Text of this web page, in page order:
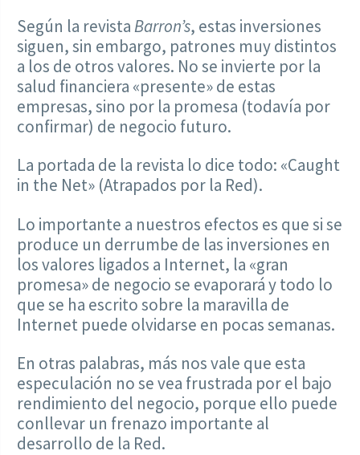
Según la revistaBarron’s, estas inversiones
siguen, sin embargo, patrones muy distintos
a los de otros valores. No se invierte por la
salud financiera «presente» de estas
empresas, sino por la promesa (todavía por
confirmar) de negocio futuro.
La portada de la revista lo dice todo: «Caught
in the Net» (Atrapados por la Red).
Lo importante a nuestros efectos es que si se
produce un derrumbe de las inversiones en
los valores ligados a Internet, la «gran
promesa» de negocio se evaporará y todo lo
que se ha escrito sobre la maravilla de
Internet puede olvidarse en pocas semanas.
En otras palabras, más nos vale que esta
especulación no se vea frustrada por el bajo
rendimiento del negocio, porque ello puede
conllevar un frenazo importante al
desarrollo de la Red.